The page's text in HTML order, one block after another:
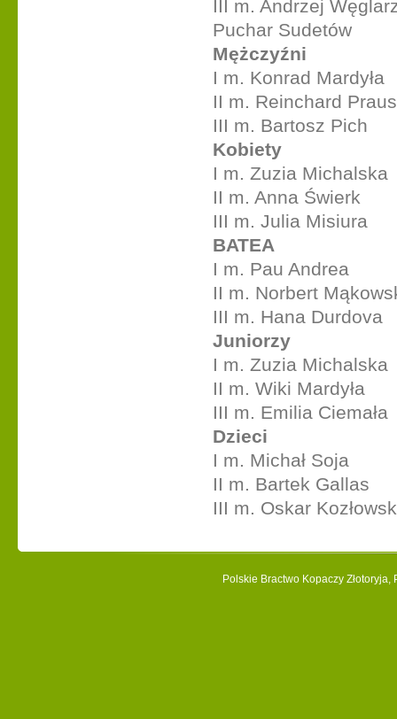
III m. Andrzej
Puchar Sudetów
Mężczyźni
I m. Konrad Mardyła
II m. Reinchard
III m. Bartosz Pich
Kobiety
I m. Zuzia Michalska
II m. Anna Świerk
III m. Julia Misiura
BATEA
I m. Pau Andrea
II m. Norbert
III m. Hana Durdova
Juniorzy
I m. Zuzia Michalska
II m. Wiki Mardyła
III m. Emilia Ciemała
Dzieci
I m. Michał Soja
II m. Bartek Gallas
III m. Oskar
Polskie Bractwo Kopaczy